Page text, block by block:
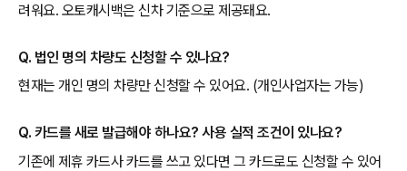
려워요. 오토캐시백은 신차 기준으로 제공돼요.
Q. 법인 명의 차량도 신청할 수 있나요?
현재는 개인 명의 차량만 신청할 수 있어요. (개인사업자는 가능)
Q. 카드를 새로 발급해야 하나요? 사용 실적 조건이 있나요?
기존에 제휴 카드사 카드를 쓰고 있다면 그 카드로도 신청할 수 있어